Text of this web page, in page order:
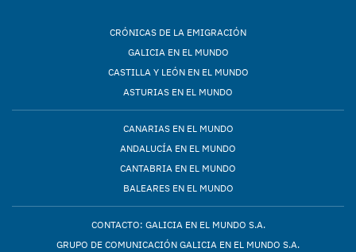
CRÓNICAS DE LA EMIGRACIÓN
GALICIA EN EL MUNDO
CASTILLA Y LEÓN EN EL MUNDO
ASTURIAS EN EL MUNDO
CANARIAS EN EL MUNDO
ANDALUCÍA EN EL MUNDO
CANTABRIA EN EL MUNDO
BALEARES EN EL MUNDO
CONTACTO: GALICIA EN EL MUNDO S.A.
GRUPO DE COMUNICACIÓN GALICIA EN EL MUNDO S.A.